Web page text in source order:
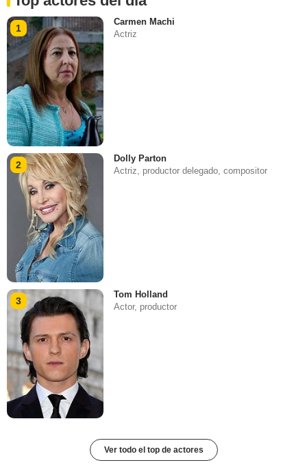
1
Carmen Machi
Actriz
2
Dolly Parton
Actriz, productor delegado, compositor
3
Tom Holland
Actor, productor
Ver todo el top de actores